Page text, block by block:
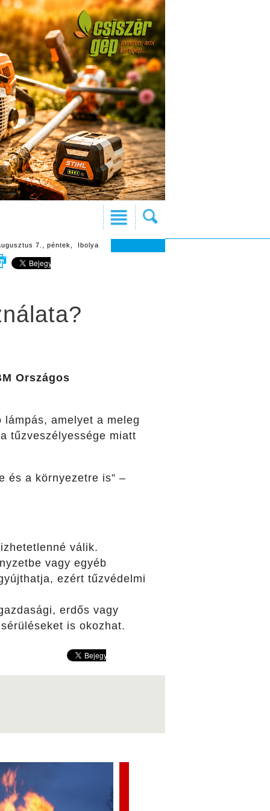
7., péntek, Ibolya
Országos
amelyet a meleg
tűzveszélyessége miatt
és a környezetre is” –
válik.
vagy egyéb
ezért tűzvédelmi
erdős vagy
is okozhat.